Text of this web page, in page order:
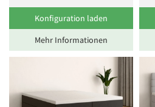
Konfiguration laden
Mehr Informationen